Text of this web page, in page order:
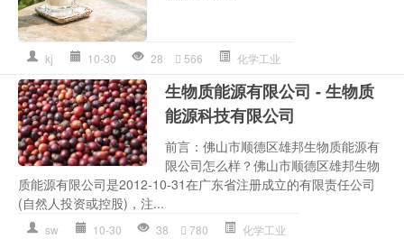
kj 10-30 28 566 化学工业
生物质能源有限公司 - 生物质
能源科技有限公司
前言：佛山市顺德区雄邦生物质能源有
限公司怎么样？佛山市顺德区雄邦生物
质能源有限公司是2012-10-31在广东省注册成立的有限责任公司
(自然人投资或控股)，注...
sw 10-30 38 780 化学工业